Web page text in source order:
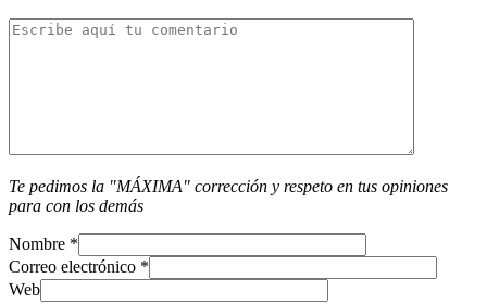
Te pedimos la "MÁXIMA" corrección y respeto en tus opiniones
para con los demás
Nombre *
Correo electrónico *
Web